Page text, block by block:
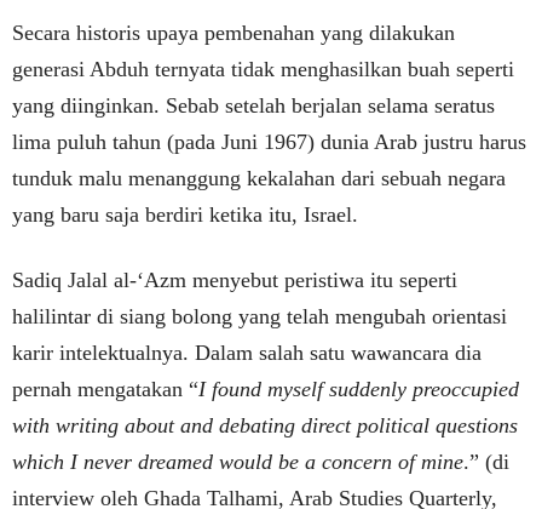
Secara historis upaya pembenahan yang dilakukan
generasi Abduh ternyata tidak menghasilkan buah seperti
yang diinginkan. Sebab setelah berjalan selama seratus
lima puluh tahun (pada Juni 1967) dunia Arab justru harus
tunduk malu menanggung kekalahan dari sebuah negara
yang baru saja berdiri ketika itu, Israel.
Sadiq Jalal al-‘Azm menyebut peristiwa itu seperti
halilintar di siang bolong yang telah mengubah orientasi
karir intelektualnya. Dalam salah satu wawancara dia
pernah mengatakan “I found myself suddenly preoccupied
with writing about and debating direct political questions
which I never dreamed would be a concern of mine.” (di
interview oleh Ghada Talhami, Arab Studies Quarterly,